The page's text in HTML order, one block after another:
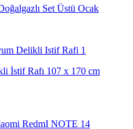
Set Üstü Ocak
İstif Rafı 107 x 170 cm